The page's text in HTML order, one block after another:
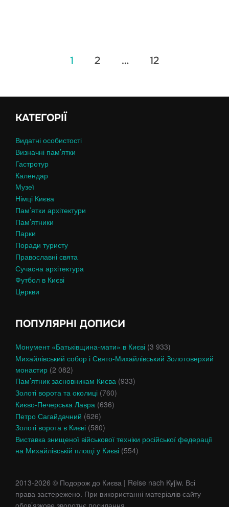
Пагінація
1 2 … 12
КАТЕГОРІЇ
Видатні особистості
Визначні пам’ятки
Гастротур
Календар
Музеї
Німці Києва
Пам’ятки архітектури
Пам’ятники
Парки
Поради туристу
Православні свята
Сучасна архітектура
Футбол в Києві
Церкви
ПОПУЛЯРНІ ДОПИСИ
Монумент «Батьківщина-мати» в Києві (3 933)
Михайлівський собор і Свято-Михайлівський Золотоверхий
монастир (2 082)
Пам’ятник засновникам Києва (933)
Золоті ворота та околиці (760)
Києво-Печерська Лавра (636)
Петро Сагайдачний (626)
Золоті ворота в Києві (580)
Виставка знищеної військової техніки російської федерації
на Михайлівській площі у Києві (554)
2013-2026 © Подорож до Києва | Reise nach Kyjiw. Всі
права застережено. При використанні матеріалів сайту